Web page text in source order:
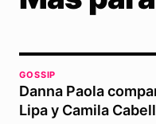
GOSSIP
Danna Paola
Lipa y Camila